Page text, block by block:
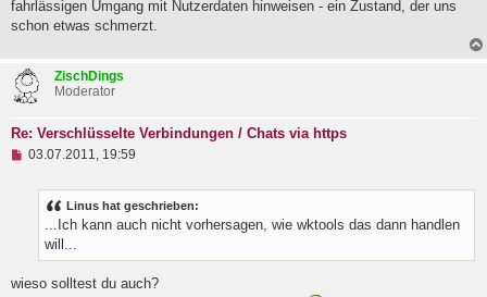
t
r
g
fahrlässigen Umgang mit Nutzerdaten hinweisen - ein Zustand, der uns
schon etwas schmerzt.
ZischDings
Moderator
Re: Verschlüsselte Verbindungen / Chats via https
U
e
03.07.2011, 19:59
Linus hat geschrieben:
...Ich kann auch nicht vorhersagen, wie wktools das dann handlen
will...
wieso solltest du auch?